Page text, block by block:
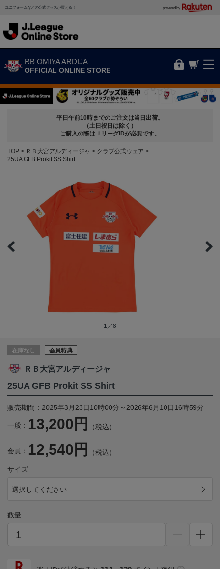
ユニフォームなどの公式グッズが買える！ powered by
RB OMIYA ARDIJA
OFFICIAL ONLINE STORE
平日午前10時までのご注文は当日出荷。
（土日祝日は除く）
ご購入の際はＪリーグIDが必要です。
TOP ＲＢ大宮アルディージャ
クラブ公式ウェア
25UA GFB Prokit SS Shirt
1／8
在庫なし 会員特典
ＲＢ大宮アルディージャ
25UA GFB Prokit SS Shirt
販売期間：2025年3月23日10時00分～2026年6月10日16時59分
一般： 13,200円 （税込）
会員： 12,540円 （税込）
サイズ
選択してください
数量